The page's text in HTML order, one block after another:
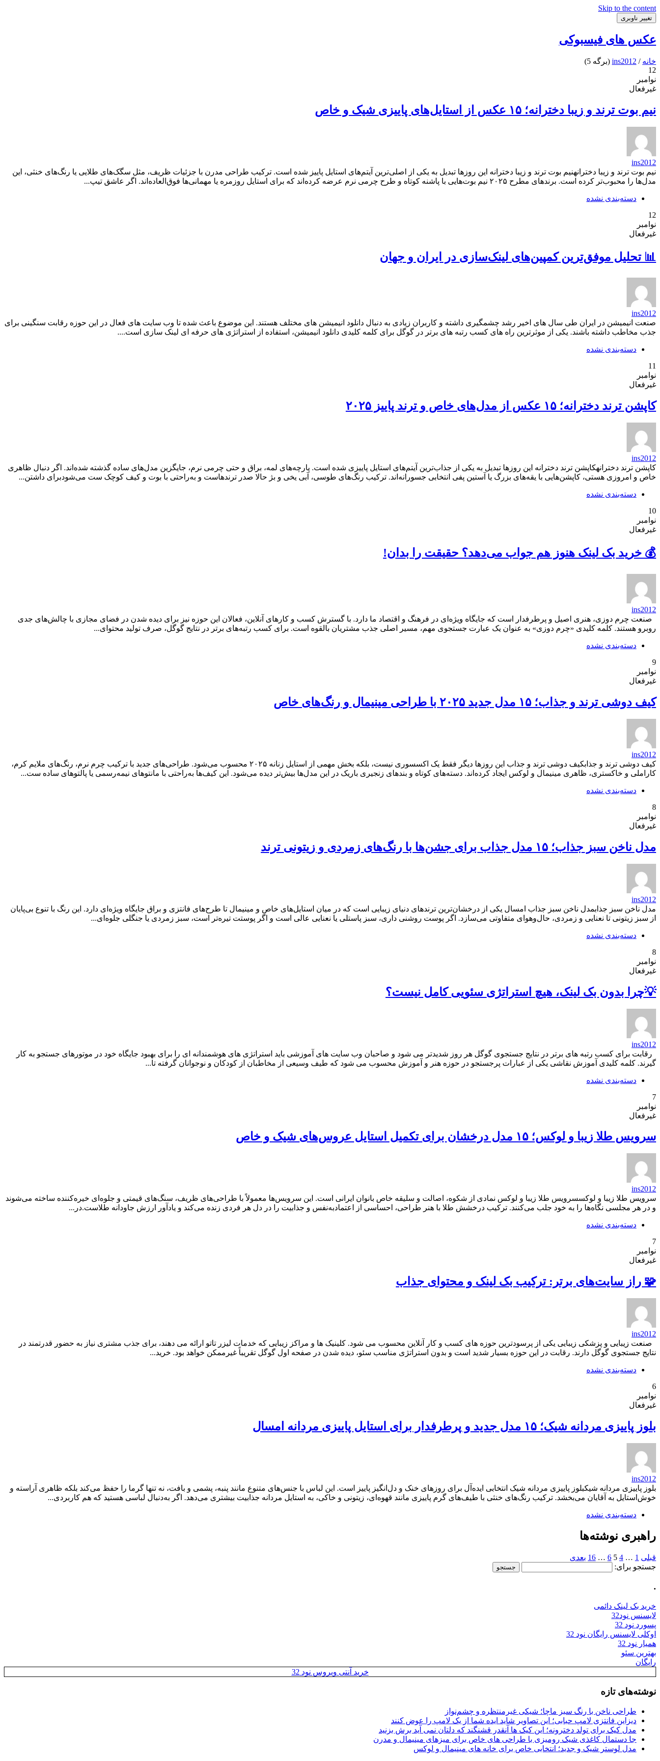
Skip to the content
تغییر ناوبری
عکس های فیسبوکی
خانه /
ins2012 (برگه 5)
12
نوامبر
غیرفعال
نیم بوت ترند و زیبا دخترانه؛ ۱۵ عکس از استایل‌های پاییزی شیک و خاص
ins2012
نیم بوت ترند و زیبا دخترانهنیم بوت ترند و زیبا دخترانه این روزها تبدیل به یکی از اصلی‌ترین آیتم‌های استایل پاییز شده است. ترکیب طراحی مدرن با جزئیات ظریف، مثل سگک‌های طلایی یا رنگ‌های خنثی، این
مدل‌ها را محبوب‌تر کرده است. برندهای مطرح ۲۰۲۵ نیم بوت‌هایی با پاشنه کوتاه و طرح چرمی نرم عرضه کرده‌اند که برای استایل روزمره یا مهمانی‌ها فوق‌العاده‌اند. اگر عاشق تیپ...
دسته‌بندی نشده
12
نوامبر
غیرفعال
📊 تحلیل موفق‌ترین کمپین‌های لینک‌سازی در ایران و جهان
ins2012
صنعت انیمیشن در ایران طی سال های اخیر رشد چشمگیری داشته و کاربران زیادی به دنبال دانلود انیمیشن های مختلف هستند. این موضوع باعث شده تا وب سایت های فعال در این حوزه رقابت سنگینی برای
جذب مخاطب داشته باشند. یکی از موثرترین راه های کسب رتبه های برتر در گوگل برای کلمه کلیدی دانلود انیمیشن، استفاده از استراتژی های حرفه ای لینک سازی است....
دسته‌بندی نشده
11
نوامبر
غیرفعال
کاپشن ترند دخترانه؛ ۱۵ عکس از مدل‌های خاص و ترند پاییز ۲۰۲۵
ins2012
کاپشن ترند دخترانهکاپشن ترند دخترانه این روزها تبدیل به یکی از جذاب‌ترین آیتم‌های استایل پاییزی شده است. پارچه‌های لمه، براق و حتی چرمی نرم، جایگزین مدل‌های ساده گذشته شده‌اند. اگر دنبال ظاهری
خاص و امروزی هستی، کاپشن‌هایی با یقه‌های بزرگ یا آستین پفی انتخابی جسورانه‌اند. ترکیب رنگ‌های طوسی، آبی یخی و بژ حالا صدر ترندهاست و به‌راحتی با بوت و کیف کوچک ست می‌شودبرای داشتن...
دسته‌بندی نشده
10
نوامبر
غیرفعال
💰 خرید بک لینک هنوز هم جواب می‌دهد؟ حقیقت را بدان!
ins2012
صنعت چرم دوزی، هنری اصیل و پرطرفدار است که جایگاه ویژه‌ای در فرهنگ و اقتصاد ما دارد. با گسترش کسب و کارهای آنلاین، فعالان این حوزه نیز برای دیده شدن در فضای مجازی با چالش‌های جدی
روبرو هستند. کلمه کلیدی «چرم دوزی» به عنوان یک عبارت جستجوی مهم، مسیر اصلی جذب مشتریان بالقوه است. برای کسب رتبه‌های برتر در نتایج گوگل، صرف تولید محتوای...
دسته‌بندی نشده
9
نوامبر
غیرفعال
کیف دوشی ترند و جذاب؛ ۱۵ مدل جدید ۲۰۲۵ با طراحی مینیمال و رنگ‌های خاص
ins2012
کیف دوشی ترند و جذابکیف دوشی ترند و جذاب این روزها دیگر فقط یک اکسسوری نیست، بلکه بخش مهمی از استایل زنانه ۲۰۲۵ محسوب می‌شود. طراحی‌های جدید با ترکیب چرم نرم، رنگ‌های ملایم کرم،
کاراملی و خاکستری، ظاهری مینیمال و لوکس ایجاد کرده‌اند. دسته‌های کوتاه و بندهای زنجیری باریک در این مدل‌ها بیش‌تر دیده می‌شود. این کیف‌ها به‌راحتی با مانتوهای نیمه‌رسمی یا پالتوهای ساده ست...
دسته‌بندی نشده
8
نوامبر
غیرفعال
مدل ناخن سبز جذاب؛ ۱۵ مدل جذاب برای جشن‌ها با رنگ‌های زمردی و زیتونی ترند
ins2012
مدل ناخن سبز جذابمدل ناخن سبز جذاب امسال یکی از درخشان‌ترین ترندهای دنیای زیبایی است که در میان استایل‌های خاص و مینیمال تا طرح‌های فانتزی و براق جایگاه ویژه‌ای دارد. این رنگ با تنوع بی‌پایان
از سبز زیتونی تا نعنایی و زمردی، حال‌و‌هوای متفاوتی می‌سازد. اگر پوست روشنی داری، سبز پاستلی یا نعنایی عالی است و اگر پوستت تیره‌تر است، سبز زمردی یا جنگلی جلوه‌ای...
دسته‌بندی نشده
8
نوامبر
غیرفعال
💡چرا بدون بک لینک، هیچ استراتژی سئویی کامل نیست؟
ins2012
رقابت برای کسب رتبه های برتر در نتایج جستجوی گوگل هر روز شدیدتر می شود و صاحبان وب سایت های آموزشی باید استراتژی های هوشمندانه ای را برای بهبود جایگاه خود در موتورهای جستجو به کار
گیرند. کلمه کلیدی آموزش نقاشی یکی از عبارات پرجستجو در حوزه هنر و آموزش محسوب می شود که طیف وسیعی از مخاطبان از کودکان و نوجوانان گرفته تا...
دسته‌بندی نشده
7
نوامبر
غیرفعال
سرویس طلا زیبا و لوکس؛ ۱۵ مدل درخشان برای تکمیل استایل عروس‌های شیک و خاص
ins2012
سرویس طلا زیبا و لوکسسرویس طلا زیبا و لوکس نمادی از شکوه، اصالت و سلیقه‌ خاص بانوان ایرانی است. این سرویس‌ها معمولاً با طراحی‌های ظریف، سنگ‌های قیمتی و جلوه‌ای خیره‌کننده ساخته می‌شوند
و در هر مجلسی نگاه‌ها را به خود جلب می‌کنند. ترکیب درخشش طلا با هنر طراحی، احساسی از اعتمادبه‌نفس و جذابیت را در دل هر فردی زنده می‌کند و یادآور ارزش جاودانه طلاست.در...
دسته‌بندی نشده
7
نوامبر
غیرفعال
🧩 راز سایت‌های برتر: ترکیب بک لینک و محتوای جذاب
ins2012
صنعت زیبایی و پزشکی زیبایی یکی از پرسودترین حوزه های کسب و کار آنلاین محسوب می شود. کلینیک ها و مراکز زیبایی که خدمات لیزر تاتو ارائه می دهند، برای جذب مشتری نیاز به حضور قدرتمند در
نتایج جستجوی گوگل دارند. رقابت در این حوزه بسیار شدید است و بدون استراتژی مناسب سئو، دیده شدن در صفحه اول گوگل تقریباً غیرممکن خواهد بود. خرید...
دسته‌بندی نشده
6
نوامبر
غیرفعال
بلوز پاییزی مردانه شیک؛ ۱۵ مدل جدید و پرطرفدار برای استایل پاییزی مردانه امسال
ins2012
بلوز پاییزی مردانه شیکبلوز پاییزی مردانه شیک انتخابی ایده‌آل برای روزهای خنک و دل‌انگیز پاییز است. این لباس با جنس‌های متنوع مانند پنبه، پشمی و بافت، نه تنها گرما را حفظ می‌کند بلکه ظاهری آراسته و
خوش‌استایل به آقایان می‌بخشد. ترکیب رنگ‌های خنثی با طیف‌های گرم پاییزی مانند قهوه‌ای، زیتونی و خاکی، به استایل مردانه جذابیت بیشتری می‌دهد. اگر به‌دنبال لباسی هستید که هم کاربردی...
دسته‌بندی نشده
راهبری نوشته‌ها
قبلی 1
…
4
5
6
…
16 بعدی
جستجو برای:
.
خرید بک لینک دائمی
لایسنس نود32
پسورد نود 32
اوکلی لایسنس رایگان نود 32
همیار نود 32
بهترین سئو
رایگان
خرید آنتی ویروس نود 32
نوشته‌های تازه
طراحی ناخن با رنگ سبز ماچا؛ شیکی غیرمنتظره و چشم‌نواز
دیزاین فانتزی لامپ حبابی؛ این تصاویر شاید ایده شما از یک لامپ را عوض کنند
مدل کیک برای تولد دخترونه؛ این کیک ها آنقدر قشنگند که دلتان نمی آید برش بزنید
جا دستمال کاغذی شیک رومیزی با طراحی های خاص برای میزهای مینیمال و مدرن
مدل لوستر شیک و جدید؛ انتخابی خاص برای خانه های مینیمال و لوکس